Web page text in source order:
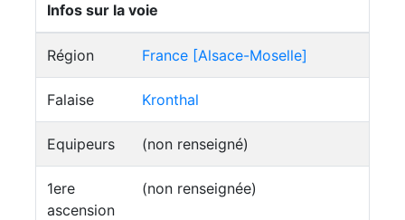
Infos sur la voie
Région France [Alsace-Moselle]
Falaise Kronthal
Equipeurs (non renseigné)
1ere
ascension
(non renseignée)